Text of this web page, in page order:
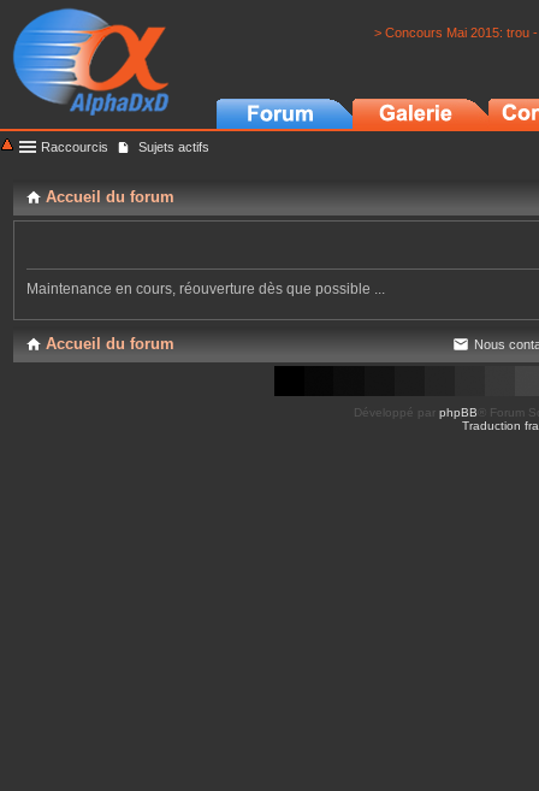
> Concours Mai 2015: trou
Raccourcis Sujets actifs
Accueil du forum
Maintenance en cours, réouverture dès que possible ...
Accueil du forum Nous
Développé par phpBB ® Forum
Traduction